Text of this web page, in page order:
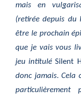
mais en
(retirée depuis du
être le prochain
que je vais vous
jeu intituléSilent
donc jamais. Cela